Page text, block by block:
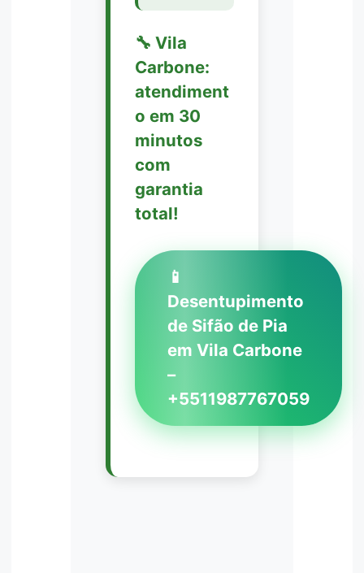
🔧 Vila
Carbone:
atendiment
o em 30
minutos
com
garantia
total!
📱
Desentupimento
de Sifão de Pia
em Vila Carbone
–
+5511987767059